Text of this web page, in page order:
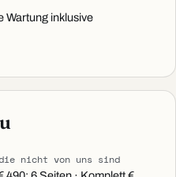
Wartung inklusive
nicht von uns sind